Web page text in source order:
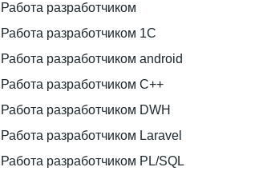
Работа разработчиком
Работа разработчиком 1С
Работа разработчиком android
Работа разработчиком C++
Работа разработчиком DWH
Работа разработчиком Laravel
Работа разработчиком PL/SQL